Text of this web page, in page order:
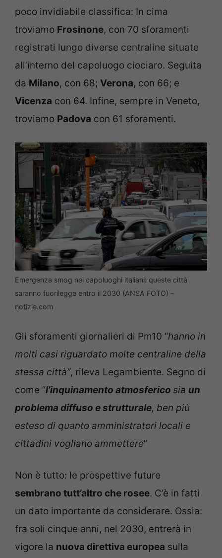
poco invidiabile classifica: In cima
troviamo Frosinone, con 70 sforamenti
registrati lungo diverse centraline situate
all’interno del capoluogo ciociaro. Seguita
da Milano, con 68; Verona, con 66; e
Vicenza con 64. Infine, sempre in Veneto,
troviamo Padova con 61 sforamenti.
Emergenza smog nei capoluoghi italiani: queste città
saranno fuorilegge entro il 2030 (ANSA FOTO) –
notizie.com
Gli sforamenti giornalieri di Pm10 “hanno in
molti casi riguardato molte centraline della
stessa città”, rileva Legambiente. Segno di
come “l’inquinamento atmosferico sia un
problema diffuso e strutturale, ben più
esteso di quanto amministratori locali e
cittadini vogliano ammettere”
Non è tutto: le prospettive future
sembrano tutt’altro che rosee. C’è in fatti
un dato importante da considerare. Ossia:
fra soli cinque anni, nel 2030, entrerà in
vigore la nuova direttiva europea sulla